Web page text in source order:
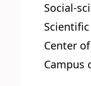
Social-
Center
Campus